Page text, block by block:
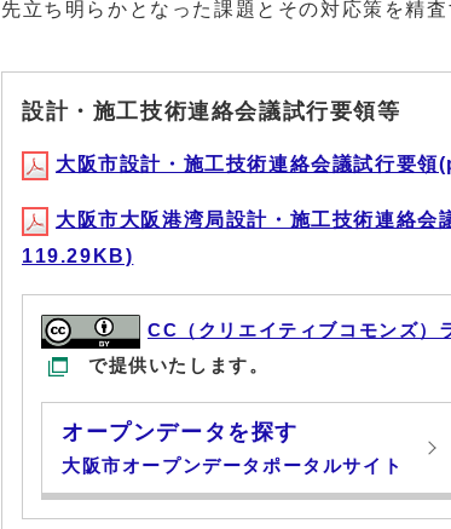
先立ち明らかとなった課題とその対応策を精
設計・施工技術連絡会議試行要領等
大阪市設計・施工技術連絡会議試行要
大阪市大阪港湾局設計・施工技術連絡
119.29KB)
CC（クリエイティブコモンズ）
で提供いたします。
オープンデータを探す
大阪市オープンデータポータルサイト